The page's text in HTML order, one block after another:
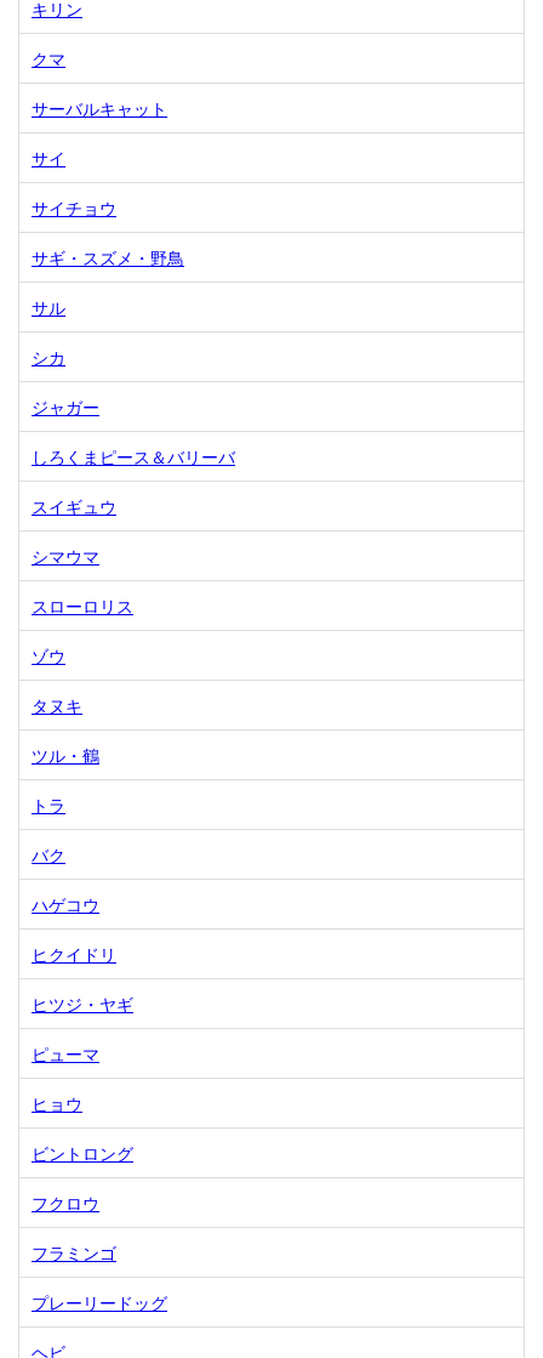
キリン
クマ
サーバルキャット
サイ
サイチョウ
サギ・スズメ・野鳥
サル
シカ
ジャガー
しろくまピース＆バリーバ
スイギュウ
シマウマ
スローロリス
ゾウ
タヌキ
ツル・鶴
トラ
バク
ハゲコウ
ヒクイドリ
ヒツジ・ヤギ
ピューマ
ヒョウ
ビントロング
フクロウ
フラミンゴ
プレーリードッグ
ヘビ